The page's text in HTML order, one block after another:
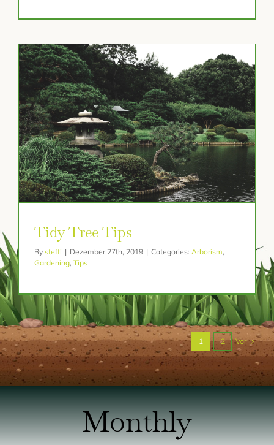
Tidy Tree Tips
By steffi | Dezember 27th, 2019 | Categories: Arborism,
Gardening, Tips
1 2 Vor
Monthly